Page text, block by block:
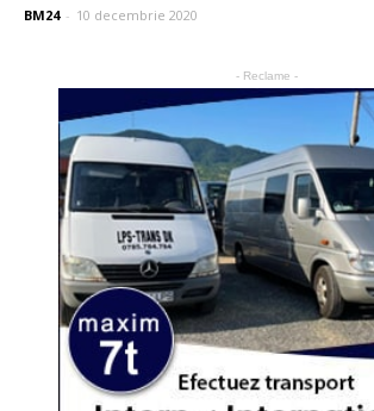
BM24 - 10 decembrie 2020
- Reclame -